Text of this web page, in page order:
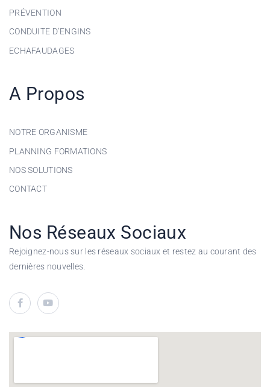
PRÉVENTION
CONDUITE D’ENGINS
ECHAFAUDAGES
A Propos
NOTRE ORGANISME
PLANNING FORMATIONS
NOS SOLUTIONS
CONTACT
Nos Réseaux Sociaux
Rejoignez-nous sur les réseaux sociaux et restez au courant des
dernières nouvelles.